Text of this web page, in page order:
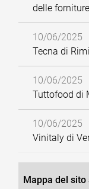
delle
10/06/2025
Tecna di
10/06/2025
Tuttofood di
10/06/2025
Vinitaly di
Mappa del